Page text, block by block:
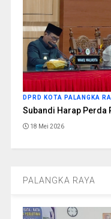
DPRD KOTA PALANGKA
Subandi Harap Perda
18 Mei 2026
PALANGKA RAYA